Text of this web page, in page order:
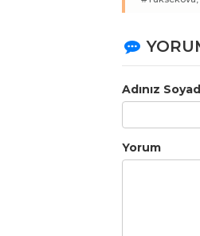
Adınız
Yorum